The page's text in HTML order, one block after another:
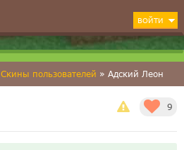
ВОЙТИ
Скины пользователей » Адский Леон
9